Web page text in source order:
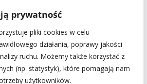
prywatność
pliki cookies w celu
działania, poprawy jakości
ruchu. Możemy także korzystać z
(np. statystyk), które pomagają nam
użytkowników.
Nożnej Halowej LSO
Zebranie Członków SSWM 2023